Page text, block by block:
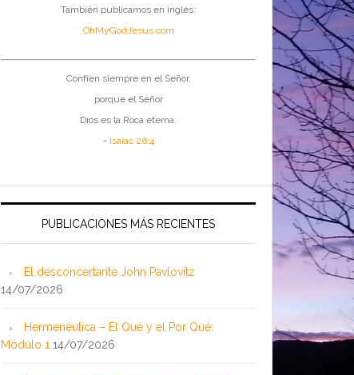
También publicamos en inglés:
OhMyGodJesus.com
Confíen siempre en el Señor,
porque el Señor
Dios es la Roca eterna.
- Isaías 26:4
PUBLICACIONES MÁS RECIENTES
El desconcertante John Pavlovitz
14/07/2026
Hermenéutica – El Qué y el Por Qué:
Módulo 1 14/07/2026